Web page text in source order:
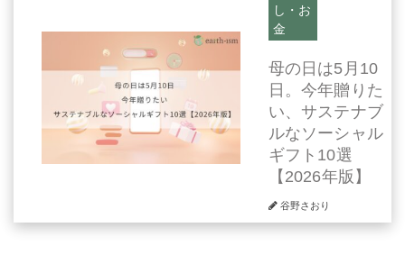
し・お
金
母の日は5月10
日。今年贈りた
い、サステナブ
ルなソーシャル
ギフト10選
【2026年版】
谷野さおり